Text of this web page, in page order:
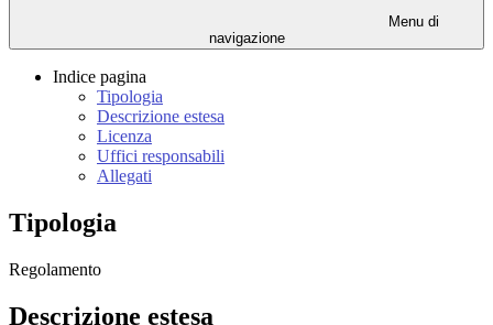
Menu di
navigazione
Indice pagina
Tipologia
Descrizione estesa
Licenza
Uffici responsabili
Allegati
Tipologia
Regolamento
Descrizione estesa